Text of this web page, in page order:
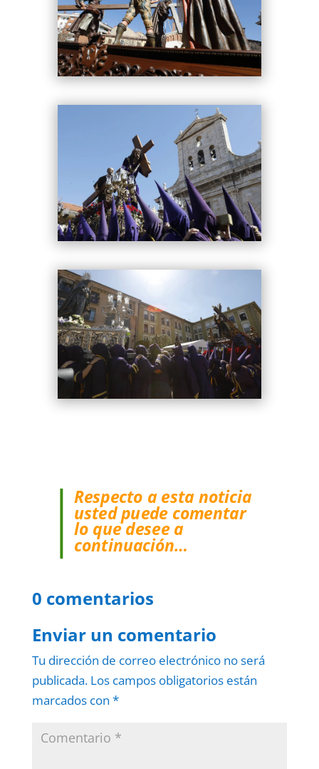
Respecto a esta noticia
usted puede comentar
lo que desee a
continuación…
0 comentarios
Enviar un comentario
Tu dirección de correo electrónico no será
publicada. Los campos obligatorios están
marcados con *